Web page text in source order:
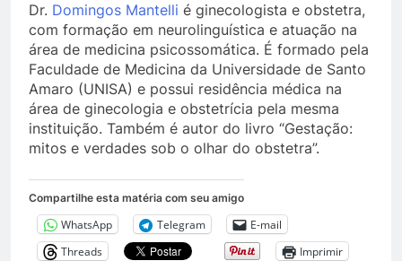
Dr. Domingos Mantelli é ginecologista e obstetra,
com formação em neurolinguística e atuação na
área de medicina psicossomática. É formado pela
Faculdade de Medicina da Universidade de Santo
Amaro (UNISA) e possui residência médica na
área de ginecologia e obstetrícia pela mesma
instituição. Também é autor do livro “Gestação:
mitos e verdades sob o olhar do obstetra”.
Compartilhe esta matéria com seu amigo
WhatsApp Telegram
E-mail
Threads
Imprimir